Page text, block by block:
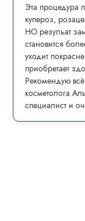
Эта процедура
купepoз,
НО резульат
становится
уходит
приобретает
Рекомендую
косметолога
специалист и